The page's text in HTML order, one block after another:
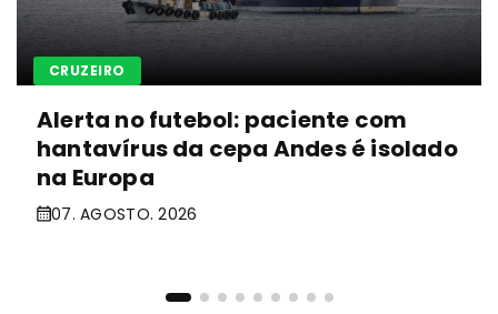
CRUZEIRO
Alerta no futebol: paciente com
hantavírus da cepa Andes é isolado
na Europa
07. AGOSTO. 2026